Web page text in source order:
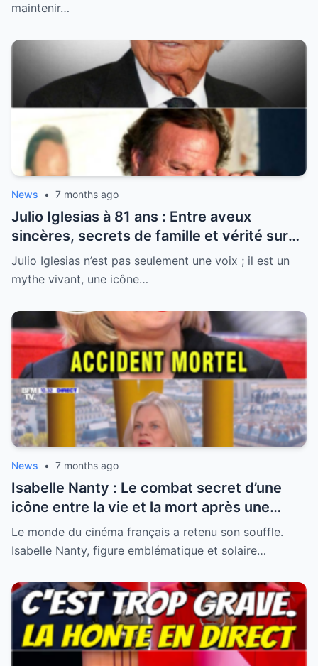
maintenir…
News • 7 months ago
Julio Iglesias à 81 ans : Entre aveux
sincères, secrets de famille et vérité sur
sa santé, la légende se livre enfin
Julio Iglesias n’est pas seulement une voix ; il est un
mythe vivant, une icône…
News • 7 months ago
Isabelle Nanty : Le combat secret d’une
icône entre la vie et la mort après une
hospitalisation critique
Le monde du cinéma français a retenu son souffle.
Isabelle Nanty, figure emblématique et solaire…